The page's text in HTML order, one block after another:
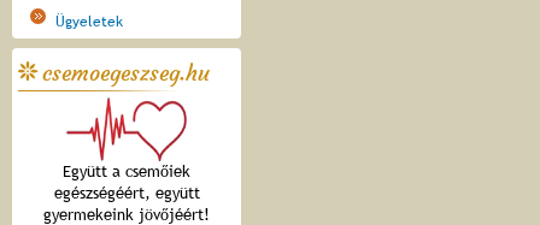
Ügyeletek
csemoegeszseg.hu
Együtt a csemőiek
egészségéért, együtt
gyermekeink jövőjéért!